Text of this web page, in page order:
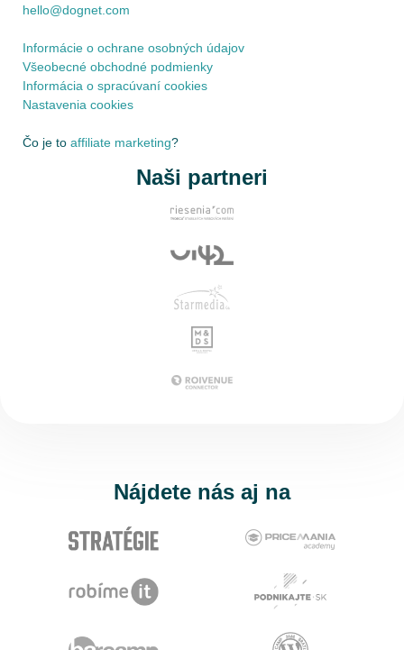
hello@dognet.com
Informácie o ochrane osobných údajov
Všeobecné obchodné podmienky
Informácia o spracúvaní cookies
Nastavenia cookies
Čo je to affiliate marketing?
Naši partneri
Nájdete nás aj na